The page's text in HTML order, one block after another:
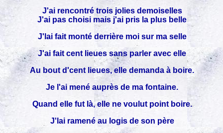
J'ai rencontré trois jolies demoiselles
J'ai pas choisi mais j'ai pris la plus belle
J'lai fait monté derrière moi sur ma selle
J'ai fait cent lieues sans parler avec elle
Au bout d'cent lieues, elle demanda à boire.
Je l'ai mené auprès de ma fontaine.
Quand elle fut là, elle ne voulut point boire.
J'lai ramené au logis de son père